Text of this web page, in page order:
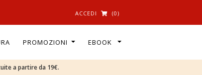
ACCEDI (0)
PROMOZIONI EBOOK
a partire da 19€.